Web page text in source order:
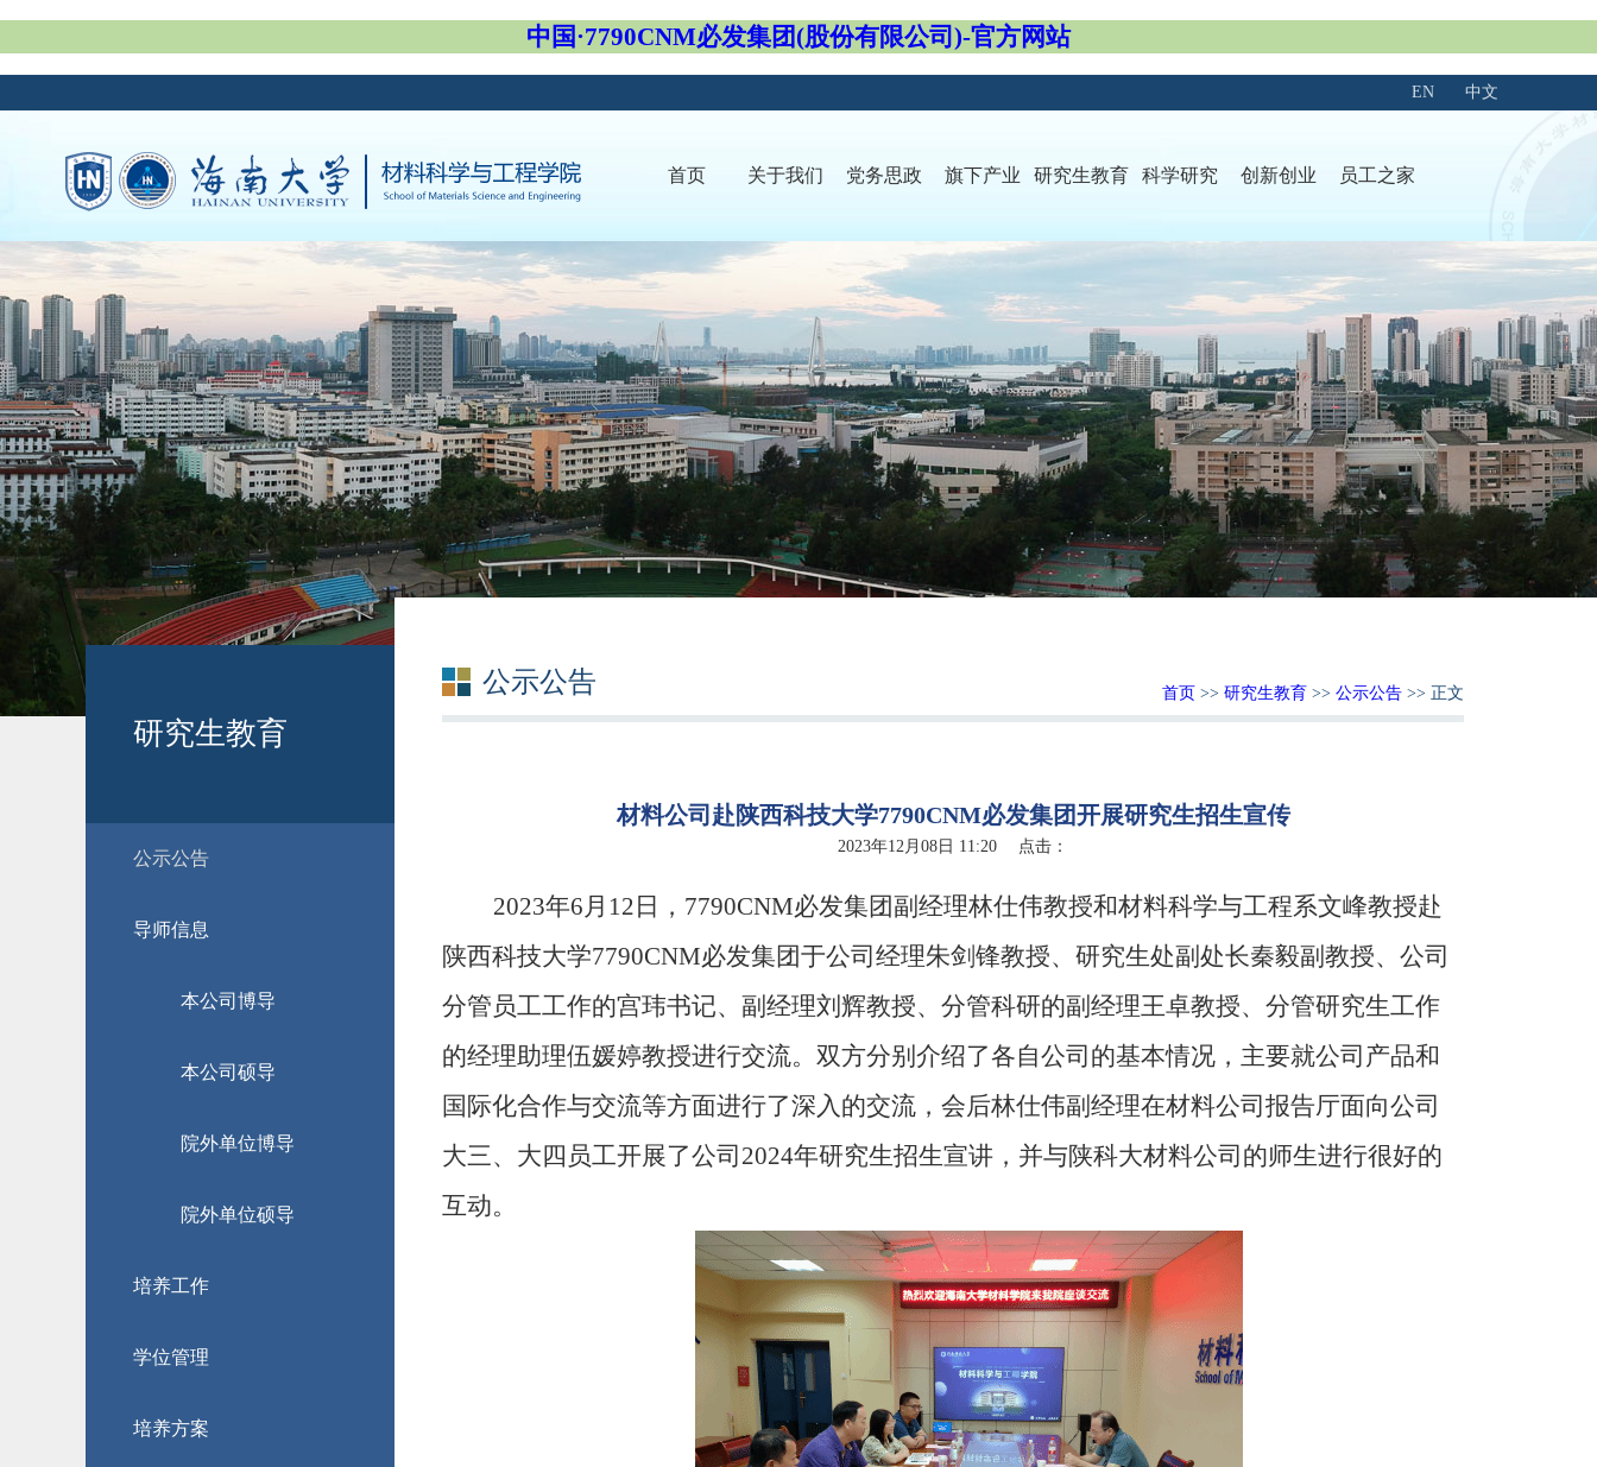
中国·7790CNM必发集团(股份有限公司)-官方网站
中文
EN
首页 关于我们 党务思政 旗下产业 研究生教育 科学研究 创新创业 员工之家
研究生教育
公示公告
导师信息
本公司博导
本公司硕导
院外单位博导
院外单位硕导
培养工作
学位管理
培养方案
公示公告 首页 >> 研究生教育 >> 公示公告 >> 正文
材料公司赴陕西科技大学7790CNM必发集团开展研究生招生宣传
2023年12月08日 11:20 点击：
2023年6月12日，7790CNM必发集团副经理林仕伟教授和材料科学与工程系文峰教授赴
陕西科技大学7790CNM必发集团于公司 经理朱剑锋教授、研究生处副处长秦毅副教授、公司
分管员工工作的宫玮书记、副经理刘辉教授、分管科研的副经理王卓教授、分管研究生工作
的经理助理伍媛婷教授进行交流。双方分别介绍了各自公司的基本情况，主要就公司产品和
国际化合作与交流等方面进行了深入的交流，会后林仕伟副经理在材料公司报告厅面向公司
大三、大四员工开展了公司 2024年研究生招生宣讲，并与陕科大材料公司的师生进行很好的
互动。